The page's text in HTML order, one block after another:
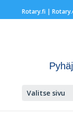
Rotary.fi |
Valitse sivu